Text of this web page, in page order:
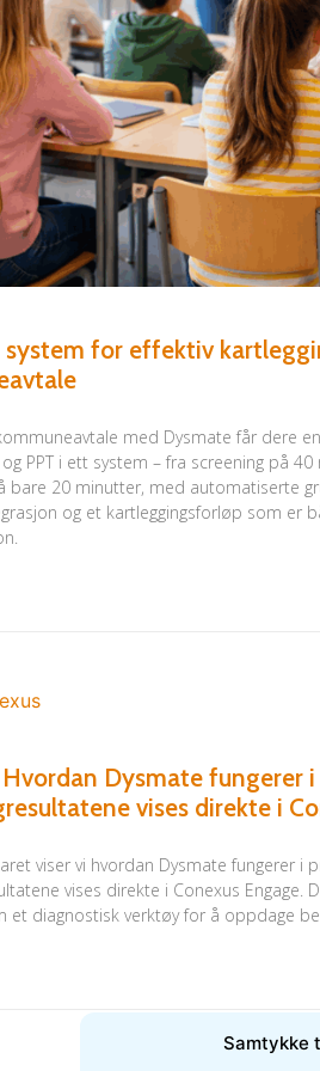
Samtykke
system for effektiv
med Dysmate får dere
PPT i ett system – fra screening på
bare 20 minutter, med automatiserte
og et kartleggingsforløp som er
Dysmate fungerer
vises direkte i
viser vi hvordan Dysmate fungerer i
vises direkte i Conexus Engage.
et diagnostisk verktøy for å oppdage